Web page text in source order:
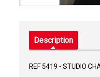
Description
REF 5419 - STUDIO